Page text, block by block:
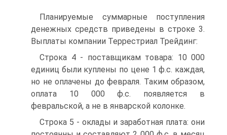
Планируемые суммарные поступления
денежных средств приведены в строке 3.
Выплаты компании Террестриал Трейдинг:
Строка 4 - поставщикам товара: 10 000
единиц были куплены по цене 1 ф.с. каждая,
но не оплачены до февраля. Таким образом,
оплата 10 000 ф.с. появляется в
февральской, а не в январской колонке.
Строка 5 - оклады и заработная плата: они